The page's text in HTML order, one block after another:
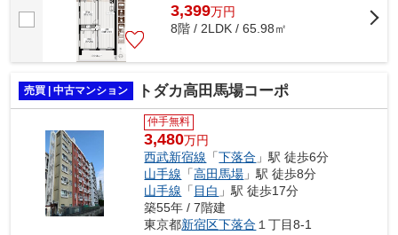
3,399万円
8階 / 2LDK / 65.98㎡
売買 | 中古マンション トダカ高田馬場コーポ
仲手無料
3,480万円
西武新宿線 「下落合 」駅 徒歩6分
山手線 「高田馬場 」駅 徒歩8分
山手線 「目白 」駅 徒歩17分
築55年 / 7階建
東京都新宿区下落合 １丁目8-1